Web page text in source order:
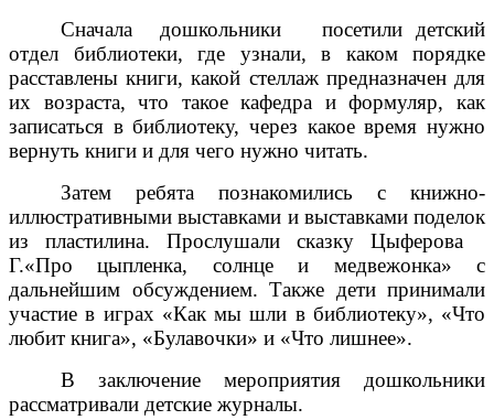
Сначала дошкольники посетили детский
отдел библиотеки, где узнали, в каком порядке
расставлены книги, какой стеллаж предназначен для
их возраста, что такое кафедра и формуляр, как
записаться в библиотеку, через какое время нужно
вернуть книги и для чего нужно читать.
Затем ребята познакомились с книжно-
иллюстративными выставками и выставками поделок
из пластилина. Прослушали сказку Цыферова
Г.«Про цыпленка, солнце и медвежонка» с
дальнейшим обсуждением. Также дети принимали
участие в играх «Как мы шли в библиотеку», «Что
любит книга», «Булавочки» и «Что лишнее».
В заключение мероприятия дошкольники
рассматривали детские журналы.